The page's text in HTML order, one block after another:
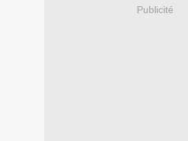
Publicité